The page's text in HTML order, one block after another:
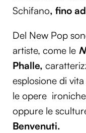
Schifano, fino
Del New Pop
artiste, come le
Phalle,
esplosione di
le opere
oppure le
Benvenuti.